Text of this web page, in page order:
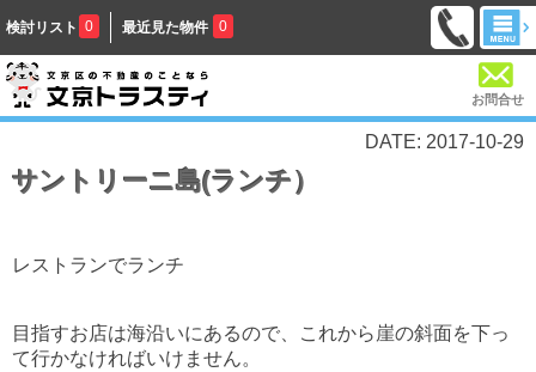
検討リスト 0 最近見た物件 0
お問合せ
DATE: 2017-10-29
サントリーニ島(ランチ）
レストランでランチ
目指すお店は海沿いにあるので、これから崖の斜面を下っ
て行かなければいけません。